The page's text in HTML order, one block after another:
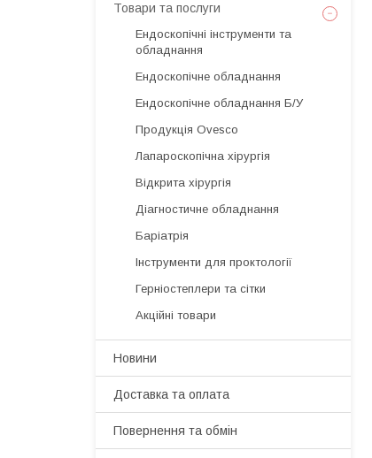
Товари та послуги
Ендоскопічні інструменти та
обладнання
Ендоскопічне обладнання
Ендоскопічне обладнання Б/У
Продукція Ovesco
Лапароскопічна хірургія
Відкрита хірургія
Діагностичне обладнання
Баріатрія
Інструменти для проктології
Герніостеплери та сітки
Акційні товари
Новини
Доставка та оплата
Повернення та обмін